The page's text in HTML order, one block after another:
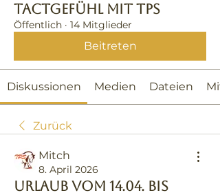
TACTGefühl mit TPS
Öffentlich · 14 Mitglieder
Beitreten
Diskussionen Medien Dateien
Zurück
Mitch
8. April 2026
Urlaub vom 14.04. bis